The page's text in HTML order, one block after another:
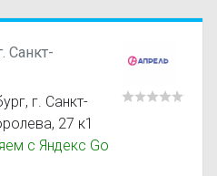
Санкт-
, г. Санкт-
27 к1
с Яндекс Go